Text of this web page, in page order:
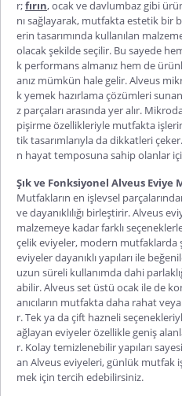
r;fırın, ocak ve davlumbaz gibi
nı sağlayarak, mutfakta estetik
erin tasarımında kullanılan
olacak şekilde seçilir. Bu sayede
k performans almanız hem de
anız mümkün hale gelir.Alveus
k yemek hazırlama çözümleri
z parçaları arasında yer alır.
pişirme özellikleriyle mutfakta
tik tasarımlarıyla da dikkatleri
n hayat temposuna sahip olanlar
Şık ve Fonksiyonel Alveus Eviye
Mutfakların en işlevsel
ve dayanıklılığı birleştirir.Alveus
malzemeye kadar farklı
çelik eviyeler, modern mutfaklarda
eviyeler dayanıklı yapıları ile
uzun süreli kullanımda dahi
abilir.Alveus set üstü ocak ile de
anıcıların mutfakta daha rahat
r. Tek ya da çift hazneli
ağlayan eviyeler özellikle geniş
r. Kolay temizlenebilir yapıları
an Alveus eviyeleri, günlük mutfak
mek için tercih edebilirsiniz.